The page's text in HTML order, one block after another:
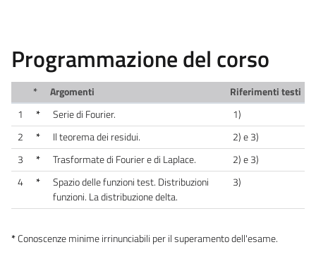
Programmazione del corso
* Argomenti
Riferimenti testi
1
* Serie di Fourier.
1)
2
* Il teorema dei residui.
2) e 3)
3
* Trasformate di Fourier e di Laplace.
2) e 3)
4
*
Spazio delle funzioni test. Distribuzioni
funzioni. La distribuzione delta.
3)
*Conoscenze minime irrinunciabili per il superamento dell'esame.